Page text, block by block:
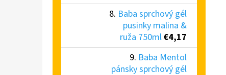
Baba sprchový gél
pusinky malina &
ruža 750ml€4,17
Baba Mentol
pánsky sprchový gél